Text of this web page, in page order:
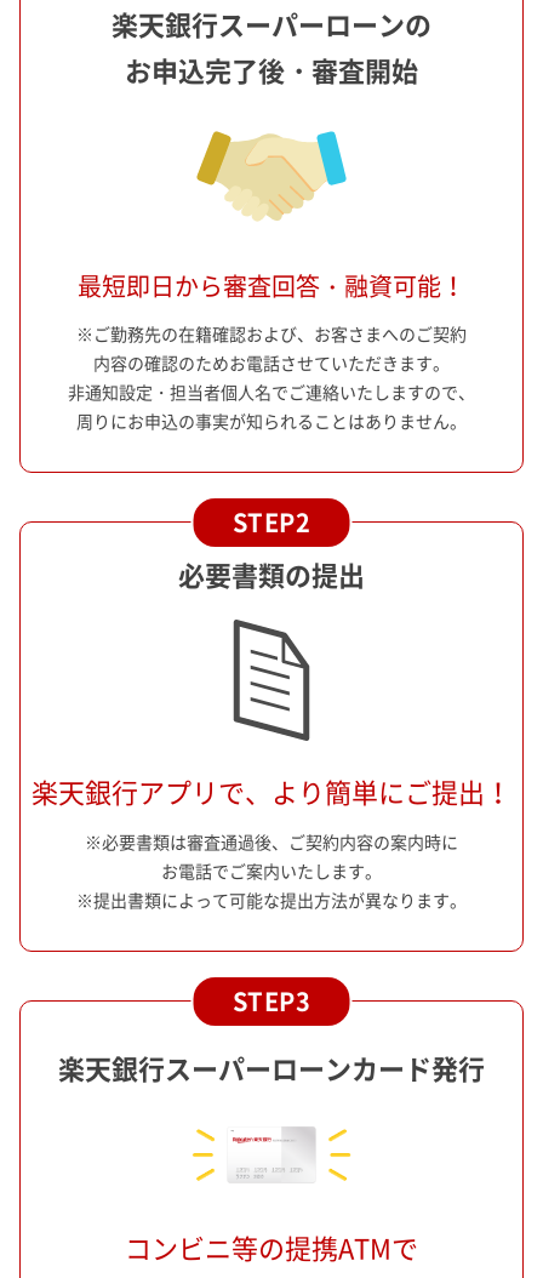
楽天銀行スーパーローンの
お申込完了後・審査開始
最短即日から審査回答・融資可能！
※ご勤務先の在籍確認および、お客さまへのご契約
内容の確認のためお電話させていただきます。
非通知設定・担当者個人名でご連絡いたしますので、
周りにお申込の事実が知られることはありません。
必要書類の提出
楽天銀行アプリで、より簡単にご提出！
※必要書類は審査通過後、ご契約内容の案内時に
お電話でご案内いたします。
※提出書類によって可能な提出方法が異なります。
楽天銀行スーパーローンカード発行
コンビニ等の提携ATMで